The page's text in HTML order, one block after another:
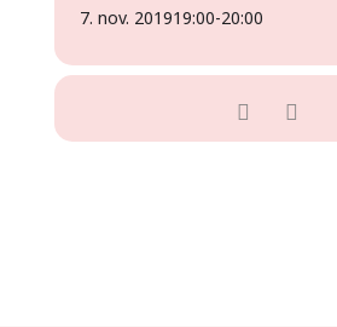
7. nov. 201919:00-20:00